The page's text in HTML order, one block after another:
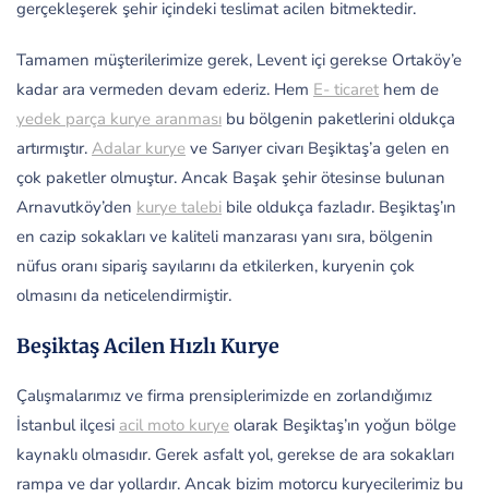
gerçekleşerek şehir içindeki teslimat acilen bitmektedir.
Tamamen müşterilerimize gerek, Levent içi gerekse Ortaköy’e
kadar ara vermeden devam ederiz. Hem E- ticaret hem de
yedek parça kurye aranması bu bölgenin paketlerini oldukça
artırmıştır. Adalar kurye ve Sarıyer civarı Beşiktaş’a gelen en
çok paketler olmuştur. Ancak Başak şehir ötesinse bulunan
Arnavutköy’den kurye talebi bile oldukça fazladır. Beşiktaş’ın
en cazip sokakları ve kaliteli manzarası yanı sıra, bölgenin
nüfus oranı sipariş sayılarını da etkilerken, kuryenin çok
olmasını da neticelendirmiştir.
Beşiktaş Acilen Hızlı Kurye
Çalışmalarımız ve firma prensiplerimizde en zorlandığımız
İstanbul ilçesi acil moto kurye olarak Beşiktaş’ın yoğun bölge
kaynaklı olmasıdır. Gerek asfalt yol, gerekse de ara sokakları
rampa ve dar yollardır. Ancak bizim motorcu kuryecilerimiz bu